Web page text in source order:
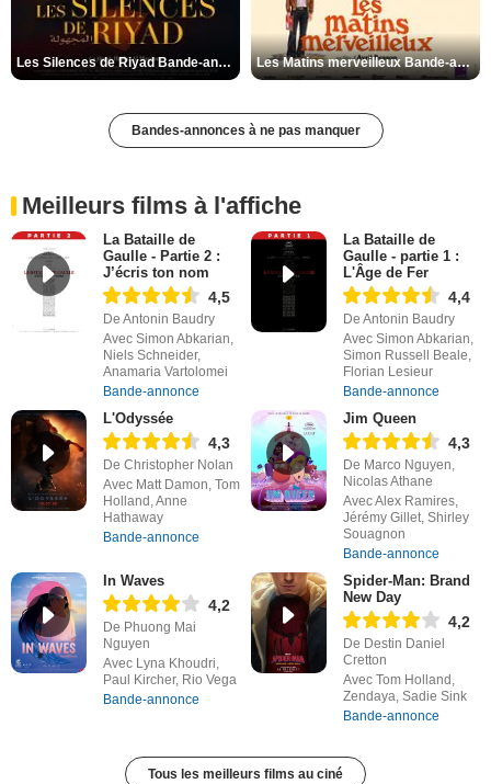
Les Silences de Riyad Bande-annonce VO STFR Les Matins merveilleux Bande-annonce VF
Bandes-annonces à ne pas manquer
Meilleurs films à l'affiche
La Bataille de
Gaulle - Partie 2 :
J’écris ton nom
4,5
De Antonin Baudry
Avec Simon Abkarian,
Niels Schneider,
Anamaria Vartolomei
Bande-annonce
La Bataille de
Gaulle - partie 1 :
L'Âge de Fer
4,4
De Antonin Baudry
Avec Simon Abkarian,
Simon Russell Beale,
Florian Lesieur
Bande-annonce
L'Odyssée
4,3
De Christopher Nolan
Avec Matt Damon, Tom
Holland, Anne
Hathaway
Bande-annonce
Jim Queen
4,3
De Marco Nguyen,
Nicolas Athane
Avec Alex Ramires,
Jérémy Gillet, Shirley
Souagnon
Bande-annonce
In Waves
4,2
De Phuong Mai
Nguyen
Avec Lyna Khoudri,
Paul Kircher, Rio Vega
Bande-annonce
Spider-Man: Brand
New Day
4,2
De Destin Daniel
Cretton
Avec Tom Holland,
Zendaya, Sadie Sink
Bande-annonce
Tous les meilleurs films au ciné